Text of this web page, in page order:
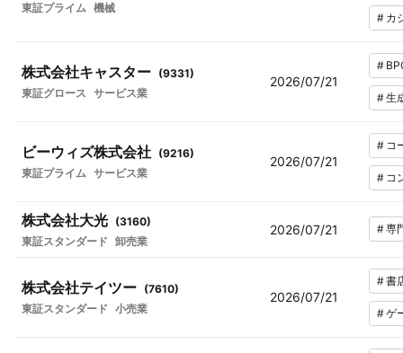
東証プライム 機械
# カ
株式会社キャスター (9331)
東証グロース サービス業
2026/07/21
#
#生
ビーウィズ株式会社 (9216)
東証プライム サービス業
2026/07/21
# コ
# コ
株式会社大光 (3160)
東証スタンダード 卸売業
2026/07/21 #専
株式会社テイツー (7610)
東証スタンダード 小売業
2026/07/21
#書
#ゲ